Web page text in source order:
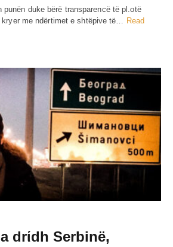
punën duke bërë transparencë të pl.otë
kryer me ndërtimet e shtëpive të… Read
drίdh Serbinë,